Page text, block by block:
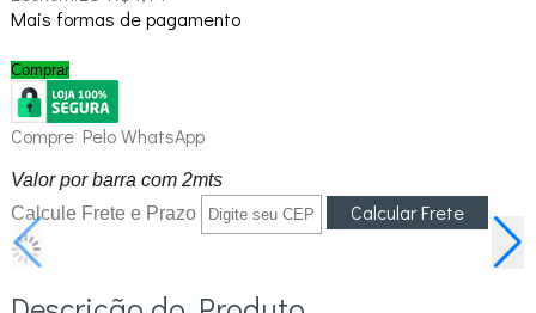
Mais formas de pagamento
Comprar
Compre Pelo WhatsApp
Valor por barra com 2mts
Calcule Frete e Prazo